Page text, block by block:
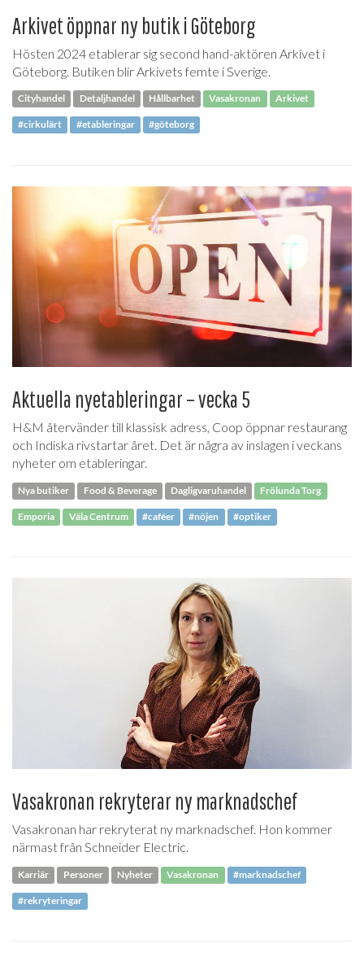
Arkivet öppnar ny butik i Göteborg
Hösten 2024 etablerar sig second hand-aktören Arkivet i
Göteborg. Butiken blir Arkivets femte i Sverige.
Cityhandel Detaljhandel Hållbarhet Vasakronan Arkivet
#cirkulärt #etableringar #göteborg
Aktuella nyetableringar – vecka 5
H&M återvänder till klassisk adress, Coop öppnar restaurang
och Indiska rivstartar året. Det är några av inslagen i veckans
nyheter om etableringar.
Nya butiker Food & Beverage Dagligvaruhandel Frölunda Torg
Emporia Väla Centrum #caféer #nöjen #optiker
Vasakronan rekryterar ny marknadschef
Vasakronan har rekryterat ny marknadschef. Hon kommer
närmast från Schneider Electric.
Karriär Personer Nyheter Vasakronan #marknadschef
#rekryteringar